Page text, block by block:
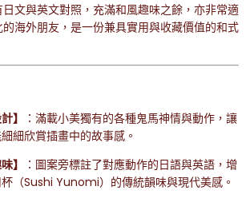
文與英文對照，充滿和風趣味之餘，亦非常適
海外朋友，是一份兼具實用與收藏價值的和式
】
：滿載小美獨有的各種鬼馬神情與動作，讓
細欣賞插畫中的故事感。
】
：圖案旁標註了對應動作的日語與英語，增
（Sushi Yunomi）的傳統韻味與現代美感。